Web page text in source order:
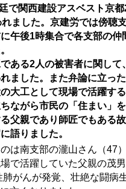
で関西建設アスベスト京都
ました。京建労では傍聴
午後1時集合で各支部の仲
ある2人の被害者に関して
ました。また弁論に立った
大工として現場で活躍する
ながら市民の「住まい」を
父親であり師匠でもある故
語りました。
は南支部の瀧山さん（47
で活躍していた父親の茂男
がんが発覚、壮絶な闘病